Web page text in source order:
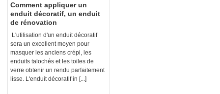
Comment appliquer un
enduit décoratif, un enduit
de rénovation
L'utilisation d'un enduit décoratif
sera un excellent moyen pour
masquer les anciens crépi, les
enduits talochés et les toiles de
verre obtenir un rendu parfaitement
lisse. L'enduit décoratif in [...]